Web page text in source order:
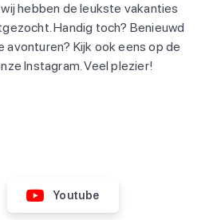
hebben de leukste vakanties
Handig toch? Benieuwd
avonturen? Kijk ook eens op de
Instagram. Veel plezier!
Youtube